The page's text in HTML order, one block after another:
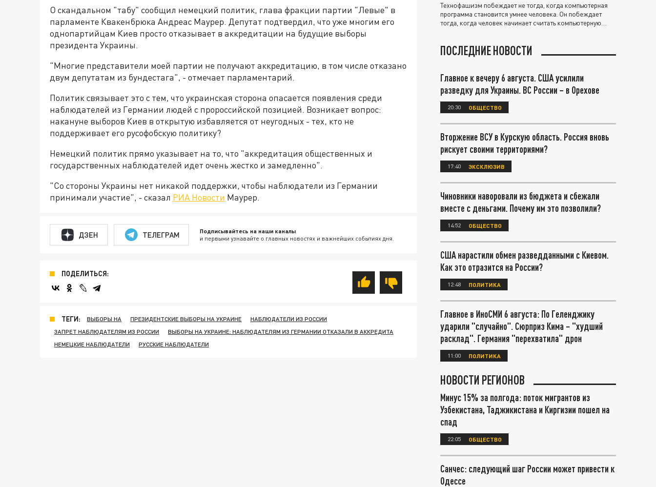
О скандальном "табу" сообщил немецкий политик, глава фракции партии "Левые" в
парламенте Квакенбрюка Андреас Маурер. Депутат подтвердил, что уже многим его
однопартийцам Киев просто отказывает в аккредитации на будущие выборы
президента Украины.
"Многие представители моей партии не получают аккредитацию, в том числе отказано
двум депутатам из бундестага", - отмечает парламентарий.
Политик связывает это с тем, что украинская сторона опасается появления среди
наблюдателей из Германии людей с пророссийской позицией. Возникает вопрос:
накануне выборов Киев в открытую избавляется от неугодных - тех, кто не
поддерживает его русофобскую политику?
Немецкий политик прямо указывает на то, что "аккредитация общественных и
государственных наблюдателей идет очень жестко и замедленно".
"Со стороны Украины нет никакой поддержки, чтобы наблюдатели из Германии
принимали участие", - сказал РИА Новости Маурер.
ДЗЕН ТЕЛЕГРАМ Подписывайтесь на наши каналы
и первыми узнавайте о главных новостях и важнейших событиях дня.
ПОДЕЛИТЬСЯ:
ТЕГИ: ВЫБОРЫ НА ПРЕЗИДЕНТСКИЕ ВЫБОРЫ НА УКРАИНЕ
НАБЛЮДАТЕЛИ ИЗ РОССИИ
ЗАПРЕТ НАБЛЮДАТЕЛЯМ ИЗ РОССИИ
ВЫБОРЫ НА УКРАИНЕ: НАБЛЮДАТЕЛЯМ ИЗ ГЕРМАНИИ ОТКАЗАЛИ В АККРЕДИТА
НЕМЕЦКИЕ НАБЛЮДАТЕЛИ
РУССКИЕ НАБЛЮДАТЕЛИ
Технофашизм побеждает не тогда, когда компьютерная
программа становится умнее человека. Он побеждает
тогда, когда человек начинает считать компьютерную
ПОСЛЕДНИЕ НОВОСТИ
Главное к вечеру 6 августа. США усилили
разведку для Украины. ВС России – в Орехове
20:30 ОБЩЕСТВО
Вторжение ВСУ в Курскую область. Россия вновь
рискует своими территориями?
17:40 ЭКСКЛЮЗИВ
Чиновники наворовали из бюджета и сбежали
вместе с деньгами. Почему им это позволили?
14:52 ОБЩЕСТВО
США нарастили обмен разведданными с Киевом.
Как это отразится на России?
12:48 ПОЛИТИКА
Главное в ИноСМИ 6 августа: По Геленджику
ударили "случайно". Сюрприз Кима – "худший
расклад". Германия "перехватила" дрон
11:00 ПОЛИТИКА
НОВОСТИ РЕГИОНОВ
Минус 15% за полгода: поток мигрантов из
Узбекистана, Таджикистана и Киргизии пошел на
спад
22:05 ОБЩЕСТВО
Санчес: следующий шаг России может привести к
Одессе